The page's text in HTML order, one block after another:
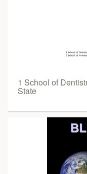
1 School of
State